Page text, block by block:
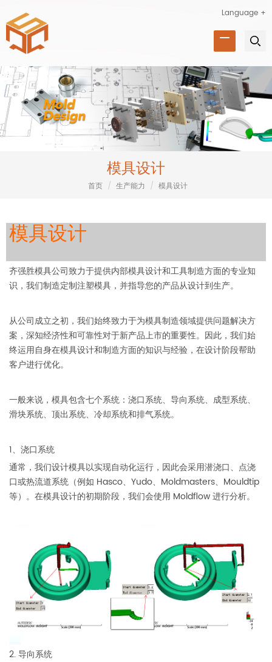
Language +
模具设计
首页 / 生产能力 / 模具设计
模具设计
齐强胜模具公司致力于提供内部模具设计和工具制造方面的专业知
识，我们制造定制注塑模具，并指导您的产品从设计到生产。
从公司成立之初，我们始终致力于为模具制造领域提供问题解决方
案，深知经济性和可靠性对于新产品上市的重要性。因此，我们始
终运用自身在模具设计和制造方面的知识与经验，在设计阶段帮助
客户进行优化。
一般来说，模具包含七个系统：浇口系统、导向系统、成型系统、
滑块系统、顶出系统、冷却系统和排气系统。
1、浇口系统
通常，我们设计模具以实现自动化运行，因此会采用潜浇口、点浇
口或热流道系统（例如 Hasco、Yudo、Moldmasters、Mouldtip
等）。在模具设计的初期阶段，我们会使用 Moldflow 进行分析。
2. 导向系统